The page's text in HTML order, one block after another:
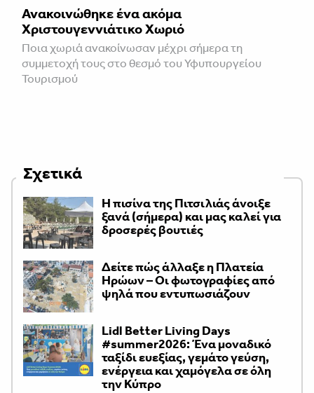
Ανακοινώθηκε ένα ακόμα
Χριστουγεννιάτικο Χωριό
Ποια χωριά ανακοίνωσαν μέχρι σήμερα τη
συμμετοχή τους στο θεσμό του Υφυπουργείου
Τουρισμού
Σχετικά
Η πισίνα της Πιτσιλιάς άνοιξε
ξανά (σήμερα) και μας καλεί για
δροσερές βουτιές
Δείτε πώς άλλαξε η Πλατεία
Ηρώων – Οι φωτογραφίες από
ψηλά που εντυπωσιάζουν
Lidl Better Living Days
#summer2026: Ένα μοναδικό
ταξίδι ευεξίας, γεμάτο γεύση,
ενέργεια και χαμόγελα σε όλη
την Κύπρο